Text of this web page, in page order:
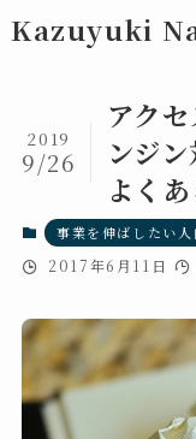
Kazuyuki
アク
ンジ
よく
2019
9/26
事業を伸ばしたい人
2017年6月11日